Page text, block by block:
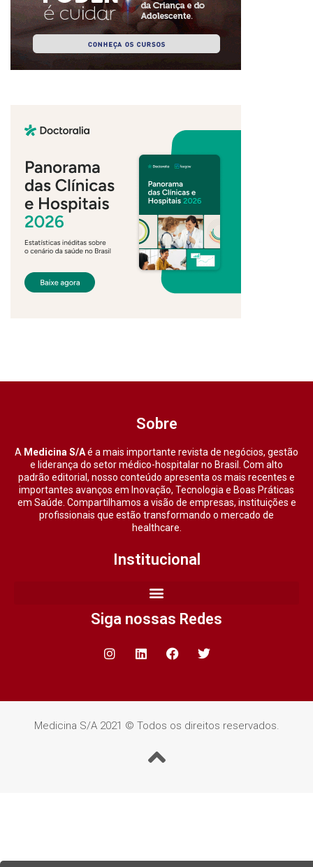
Sobre
A Medicina S/Aé a mais importante revista de negócios, gestão
e liderança do setor médico-hospitalar no Brasil. Com alto
padrão editorial, nosso conteúdo apresenta os mais recentes e
importantes avanços em Inovação, Tecnologia e Boas Práticas
em Saúde. Compartilhamos a visão de empresas, instituições e
profissionais que estão transformando o mercado de
healthcare.
Institucional
Siga nossas Redes
Medicina S/A 2021 © Todos os direitos reservados.